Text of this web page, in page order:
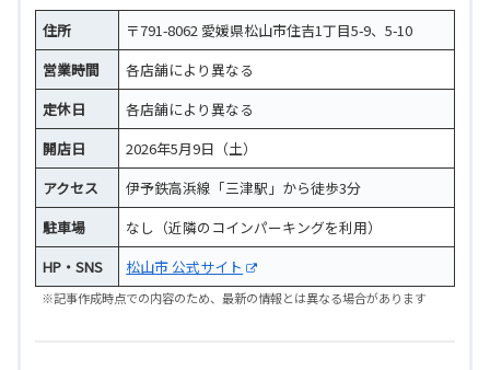
住所
〒791-8062 愛媛県松山市住吉1丁目5-9、5-10
営業時間
各店舗により異なる
定休日
各店舗により異なる
開店日
2026年5月9日（土）
アクセス
伊予鉄高浜線「三津駅」から徒歩3分
駐車場
なし（近隣のコインパーキングを利用）
HP・SNS
松山市 公式サイト
※記事作成時点での内容のため、最新の情報とは異なる場合があります